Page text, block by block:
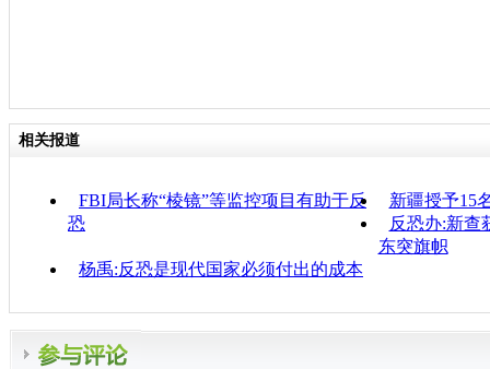
相关报道
FBI局长称“棱镜”等监控项目有助于反
恐
新疆授予15
反恐办:新查
东突旗帜
杨禹:反恐是现代国家必须付出的成本